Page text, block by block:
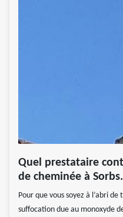
Quel prestataire
de cheminée à Sorbs.
Pour que vous soyez à l’abri
suffocation due au monoxyde